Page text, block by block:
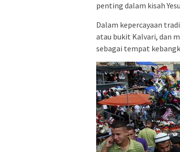
penting dalam kisah
Dalam kepercayaan
atau bukit Kalvari, dan
sebagai tempat